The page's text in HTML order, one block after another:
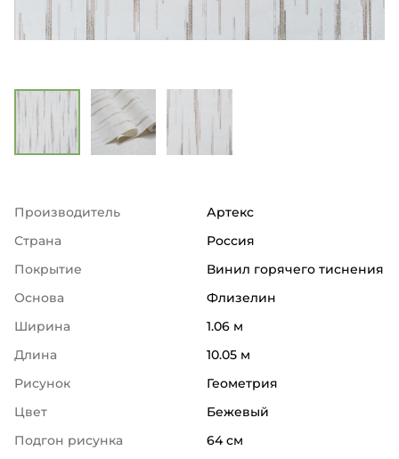
Производитель
Артекс
Страна
Россия
Покрытие
Винил горячего тиснения
Основа
Флизелин
Ширина
1.06 м
Длина
10.05 м
Рисунок
Геометрия
Цвет
Бежевый
Подгон рисунка
64 см